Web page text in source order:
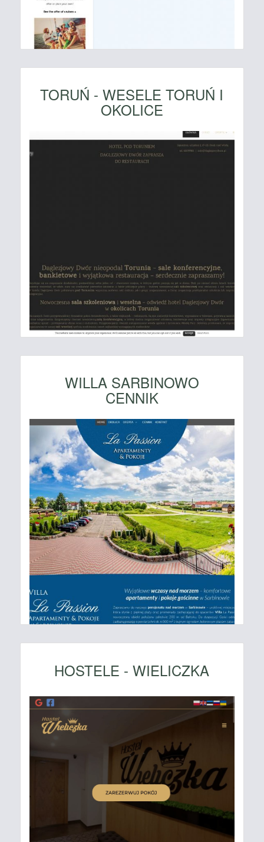
TORUŃ - WESELE TORUŃ I
OKOLICE
WILLA SARBINOWO
CENNIK
HOSTELE - WIELICZKA